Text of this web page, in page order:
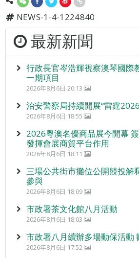
NEWS-1-4-1224840
最新新聞
行政長官岑浩輝視察澳琴國際
一期項目
2026年8月6日 20:13
治安警察局持續開展“雷霆
2026年8月6日 18:55
2026粵澳名優商品展今開幕
發揮會展商貿平台作用
2026年8月6日 18:11
三場公共街市攤位公開競投解
參與
2026年8月6日 18:09
市政署茶文化館八月活動
2026年8月6日 18:03
市政署八月續辦多場動保活動
2026年8月6日 17:52